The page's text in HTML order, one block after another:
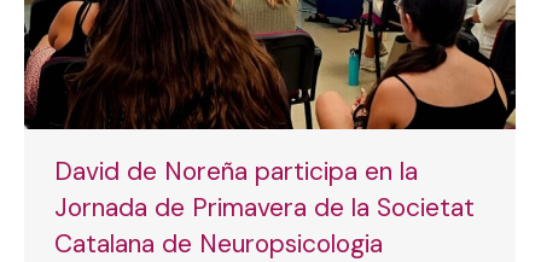
David de Noreña participa en la
Jornada de Primavera de la Societat
Catalana de Neuropsicologia